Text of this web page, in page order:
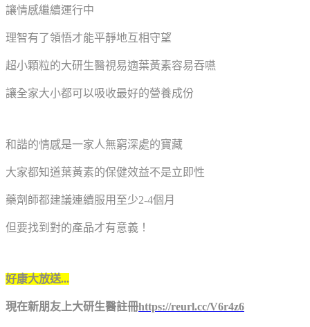
讓情感繼續運行中
理智有了領悟才能平靜地互相守望
超小顆粒的大研生醫視易適葉黃素容易吞嚥
讓全家大小都可以吸收最好的營養成份
和諧的情感是一家人無窮深處的寶藏
大家都知道葉黃素的保健效益不是立即性
藥劑師都建議連續服用至少2-4個月
但要找到對的產品才有意義！
好康大放送...
現在新朋友上大研生醫註冊https://reurl.cc/V6r4z6